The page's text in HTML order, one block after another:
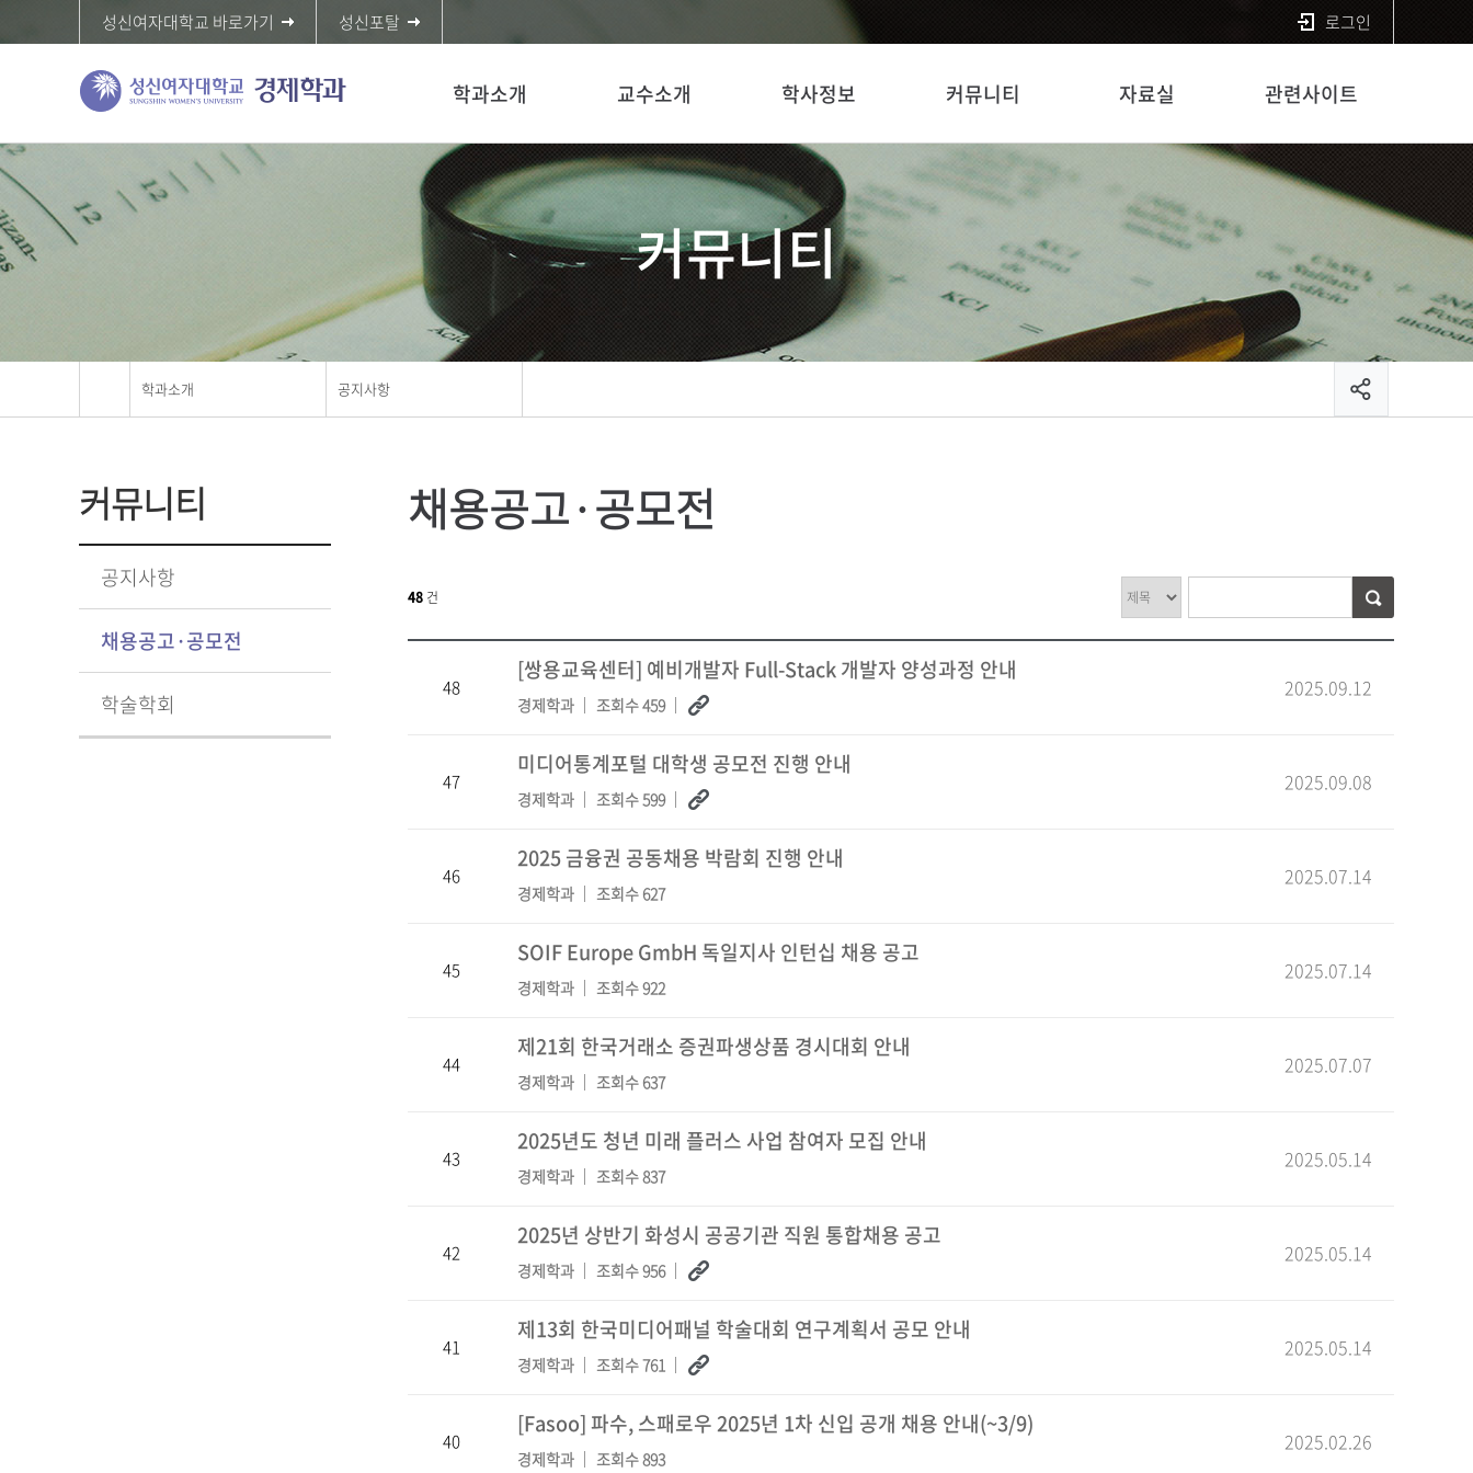
성신여자대학교 바로가기 성신포탈 로그인
학과소개 교수소개 학사정보 커뮤니티 자료실 관련사이트
커뮤니티
학과소개 공지사항
커뮤니티
공지사항
채용공고·공모전
학술학회
채용공고·공모전
48 건
48
[쌍용교육센터] 예비개발자 Full-Stack 개발자 양성과정 안내
경제학과 조회수 459
2025.09.12
47
미디어통계포털 대학생 공모전 진행 안내
경제학과 조회수 599
2025.09.08
46
2025 금융권 공동채용 박람회 진행 안내
경제학과 조회수 627
2025.07.14
45
SOIF Europe GmbH 독일지사 인턴십 채용 공고
경제학과 조회수 922
2025.07.14
44
제21회 한국거래소 증권파생상품 경시대회 안내
경제학과 조회수 637
2025.07.07
43
2025년도 청년 미래 플러스 사업 참여자 모집 안내
경제학과 조회수 837
2025.05.14
42
2025년 상반기 화성시 공공기관 직원 통합채용 공고
경제학과 조회수 956
2025.05.14
41
제13회 한국미디어패널 학술대회 연구계획서 공모 안내
경제학과 조회수 761
2025.05.14
40
[Fasoo] 파수, 스패로우 2025년 1차 신입 공개 채용 안내(~3/9)
경제학과 조회수 893
2025.02.26